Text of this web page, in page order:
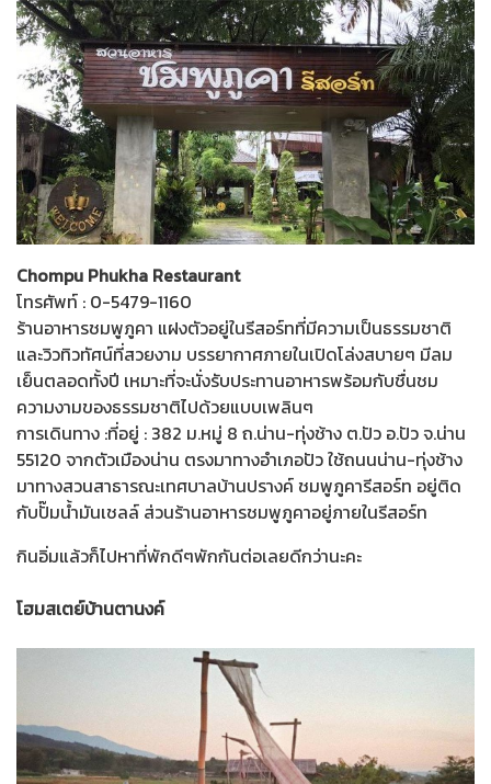
Chompu Phukha Restaurant
โทรศัพท์ : 0-5479-1160
ร้านอาหารชมพูภูคา แฝงตัวอยู่ในรีสอร์ทที่มีความเป็นธรรมชาติ
และวิวทิวทัศน์ที่สวยงาม บรรยากาศภายในเปิดโล่งสบายๆ มีลม
เย็นตลอดทั้งปี เหมาะที่จะนั่งรับประทานอาหารพร้อมกับชื่นชม
ความงามของธรรมชาติไปด้วยแบบเพลินๆ
การเดินทาง :ที่อยู่ : 382 ม.หมู่ 8 ถ.น่าน-ทุ่งช้าง ต.ปัว อ.ปัว จ.น่าน
55120 จากตัวเมืองน่าน ตรงมาทางอำเภอปัว ใช้ถนนน่าน-ทุ่งช้าง
มาทางสวนสาธารณะเทศบาลบ้านปรางค์ ชมพูภูคารีสอร์ท อยู่ติด
กับปั๊มน้ำมันเชลล์ ส่วนร้านอาหารชมพูภูคาอยู่ภายในรีสอร์ท
กินอิ่มแล้วก็ไปหาที่พักดีๆพักกันต่อเลยดีกว่านะคะ
โฮมสเตย์บ้านตานงค์